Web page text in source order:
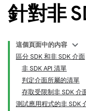
針對非
這個頁面中的內容
區分 SDK 和非 SDK 介面
非 SDK API 清單
判定介面所屬的清單
存取受限制非 SDK 介
測試應用程式的非 SDK